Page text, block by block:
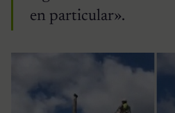
en particular».